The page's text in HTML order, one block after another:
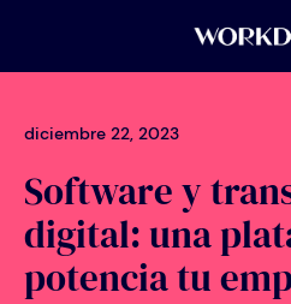
diciembre 22, 2023
Software y
digital: una
potencia tu